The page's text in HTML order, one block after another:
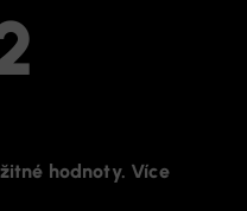
hodnoty. Více